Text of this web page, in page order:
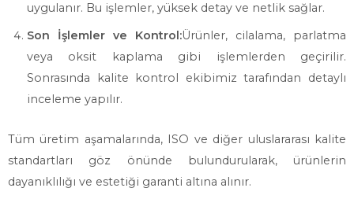
uygulanır. Bu işlemler, yüksek detay ve netlik sağlar.
Son İşlemler ve Kontrol:Ürünler, cilalama, parlatma
veya oksit kaplama gibi işlemlerden geçirilir.
Sonrasında kalite kontrol ekibimiz tarafından detaylı
inceleme yapılır.
Tüm üretim aşamalarında, ISO ve diğer uluslararası kalite
standartları göz önünde bulundurularak, ürünlerin
dayanıklılığı ve estetiği garanti altına alınır.